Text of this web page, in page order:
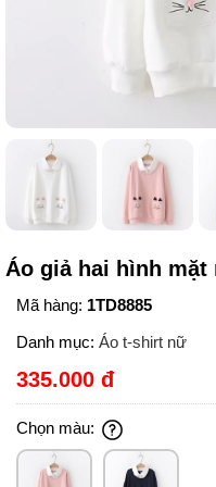
Áo giả hai hình mặt
Mã hàng: 1TD8885
Danh mục: Áo t-shirt nữ
335.000 đ
Chọn màu: